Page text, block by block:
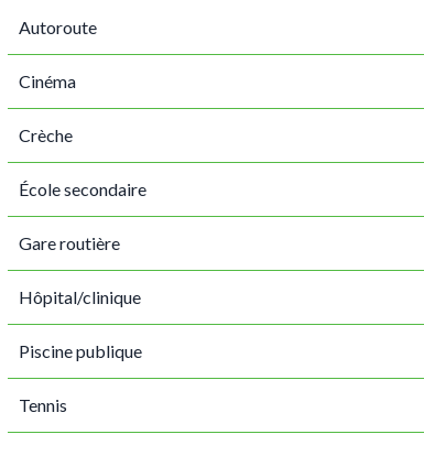
Autoroute
Cinéma
Crèche
École secondaire
Gare routière
Hôpital/clinique
Piscine publique
Tennis